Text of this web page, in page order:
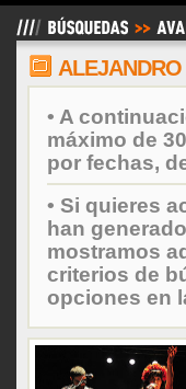
• A
máximo de
por fechas,
• Si quieres
han
mostramos
criterios de
opciones en